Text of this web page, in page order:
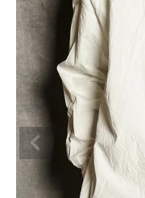
NEW ARRIVAL
ARCH EXCLUSIVE
BRAND
CATEGORY
CONTENTS